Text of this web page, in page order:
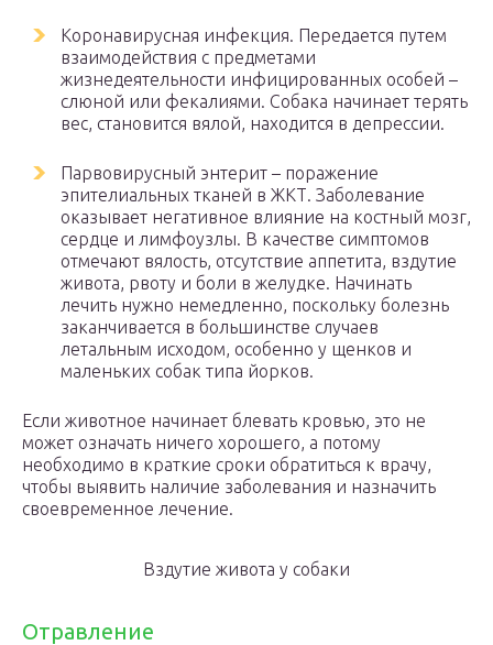
Коронавирусная инфекция. Передается путем
взаимодействия с предметами
жизнедеятельности инфицированных особей –
слюной или фекалиями. Собака начинает терять
вес, становится вялой, находится в депрессии.
Парвовирусный энтерит – поражение
эпителиальных тканей в ЖКТ. Заболевание
оказывает негативное влияние на костный мозг,
сердце и лимфоузлы. В качестве симптомов
отмечают вялость, отсутствие аппетита, вздутие
живота, рвоту и боли в желудке. Начинать
лечить нужно немедленно, поскольку болезнь
заканчивается в большинстве случаев
летальным исходом, особенно у щенков и
маленьких собак типа йорков.
Если животное начинает блевать кровью, это не
может означать ничего хорошего, а потому
необходимо в краткие сроки обратиться к врачу,
чтобы выявить наличие заболевания и назначить
своевременное лечение.
Вздутие живота у собаки
Отравление